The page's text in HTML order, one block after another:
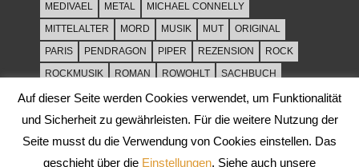
MEDIVAEL
METAL
MICHAEL CONNELLY
MITTELALTER
MORD MUSIK MUT
ORIGINAL
PARIS
PENDRAGON PIPER REZENSION
ROCK
ROCKMUSIK
ROMAN ROWOHLT
SACHBUCH
SPANNUNG
SYLT THRILLER TOD
ULLSTEIN
WEIHNACHT
Auf dieser Seite werden Cookies verwendet, um Funktionalität
und Sicherheit zu gewährleisten. Für die weitere Nutzung der
Seite musst du die Verwendung von Cookies einstellen. Das
geschieht über die Einstellungen. Siehe auch unsere